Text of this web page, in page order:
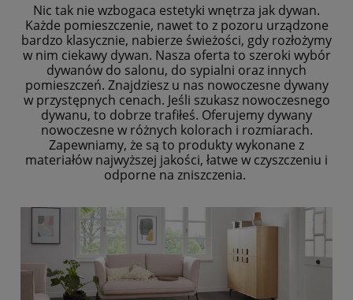
Nic tak nie wzbogaca estetyki wnętrza jak dywan.
Każde pomieszczenie, nawet to z pozoru urządzone
bardzo klasycznie, nabierze świeżości, gdy rozłożymy
w nim ciekawy dywan. Nasza oferta to szeroki wybór
dywanów do salonu, do sypialni oraz innych
pomieszczeń. Znajdziesz u nas nowoczesne dywany
w przystępnych cenach. Jeśli szukasz nowoczesnego
dywanu, to dobrze trafiłeś. Oferujemy dywany
nowoczesne w różnych kolorach i rozmiarach.
Zapewniamy, że są to produkty wykonane z
materiałów najwyższej jakości, łatwe w czyszczeniu i
odporne na zniszczenia.